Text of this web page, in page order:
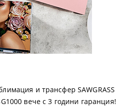
и трансфер SAWGRASS
вече с 3 години гаранция!